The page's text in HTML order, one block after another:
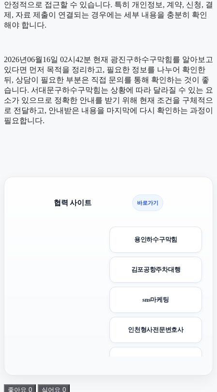
안정적으로 접근할 수 있습니다. 특히 개인정보, 계약, 신청, 결
제, 자료 제출이 연결되는 경우에는 세부 내용을 충분히 확인
해야 합니다.
2026년06월16일 02시42분 현재 광진구하수구막힘를 알아보고
있다면 먼저 목적을 정리하고, 필요한 정보를 나누어 확인한
뒤, 상담이 필요한 부분은 직접 문의를 통해 확인하는 것이 좋
습니다. 서대문구하수구막힘는 상황에 따라 달라질 수 있는 요
소가 있으므로 정확한 안내를 받기 위해 현재 조건을 구체적으
로 전달하고, 안내받은 내용을 마지막에 다시 확인하는 과정이
필요합니다.
협력 사이트 바로가기
용인하수구막힘
김포공항주차대행
sns마케팅
인천형사전문변호사
좋아요 0 싫어요 0